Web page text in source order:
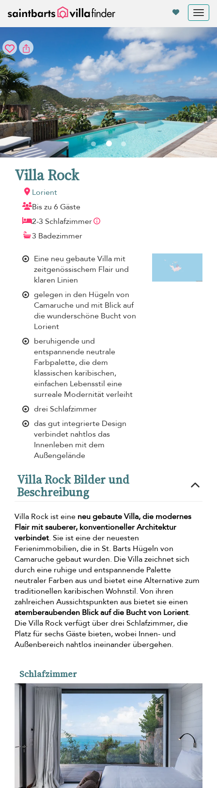
Villa Rock
Lorient
Bis zu 6 Gäste
2-3 Schlafzimmer
3 Badezimmer
Eine neu gebaute Villa mit
zeitgenössischem Flair und
klaren Linien
gelegen in den Hügeln von
Camaruche und mit Blick auf
die wunderschöne Bucht von
Lorient
beruhigende und
entspannende neutrale
Farbpalette, die dem
klassischen karibischen,
einfachen Lebensstil eine
surreale Modernität verleiht
drei Schlafzimmer
das gut integrierte Design
verbindet nahtlos das
Innenleben mit dem
Außengelände
Villa Rock Bilder und
Beschreibung
Villa Rock ist eine neu gebaute Villa, die modernes
Flair mit sauberer, konventioneller Architektur
verbindet. Sie ist eine der neuesten
Ferienimmobilien, die in St. Barts Hügeln von
Camaruche gebaut wurden. Die Villa zeichnet sich
durch eine ruhige und entspannende Palette
neutraler Farben aus und bietet eine Alternative zum
traditionellen karibischen Wohnstil. Von ihren
zahlreichen Aussichtspunkten aus bietet sie einen
atemberaubenden Blick auf die Bucht von Lorient.
Die Villa Rock verfügt über drei Schlafzimmer, die
Platz für sechs Gäste bieten, wobei Innen- und
Außenbereich nahtlos ineinander übergehen.
Schlafzimmer
Cookie-Einstellungen